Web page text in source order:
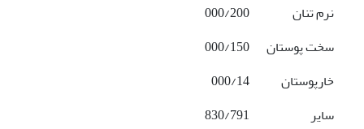
نرم تنان
000/200
سخت پوستان
000/150
خارپوستان
000/14
سایر
830/791